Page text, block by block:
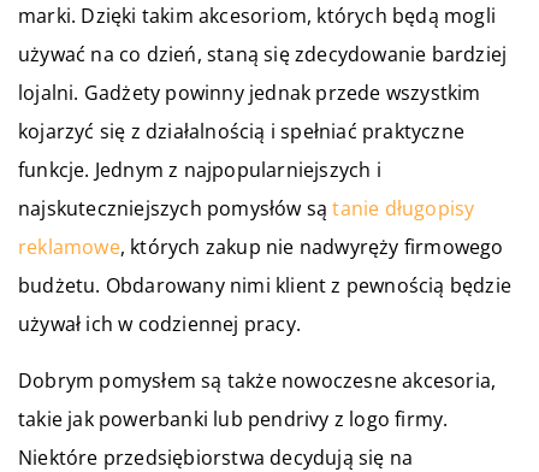
marki. Dzięki takim akcesoriom, których będą mogli
używać na co dzień, staną się zdecydowanie bardziej
lojalni. Gadżety powinny jednak przede wszystkim
kojarzyć się z działalnością i spełniać praktyczne
funkcje. Jednym z najpopularniejszych i
najskuteczniejszych pomysłów sątanie długopisy
reklamowe, których zakup nie nadwyręży firmowego
budżetu. Obdarowany nimi klient z pewnością będzie
używał ich w codziennej pracy.
Dobrym pomysłem są także nowoczesne akcesoria,
takie jak powerbanki lub pendrivy z logo firmy.
Niektóre przedsiębiorstwa decydują się na